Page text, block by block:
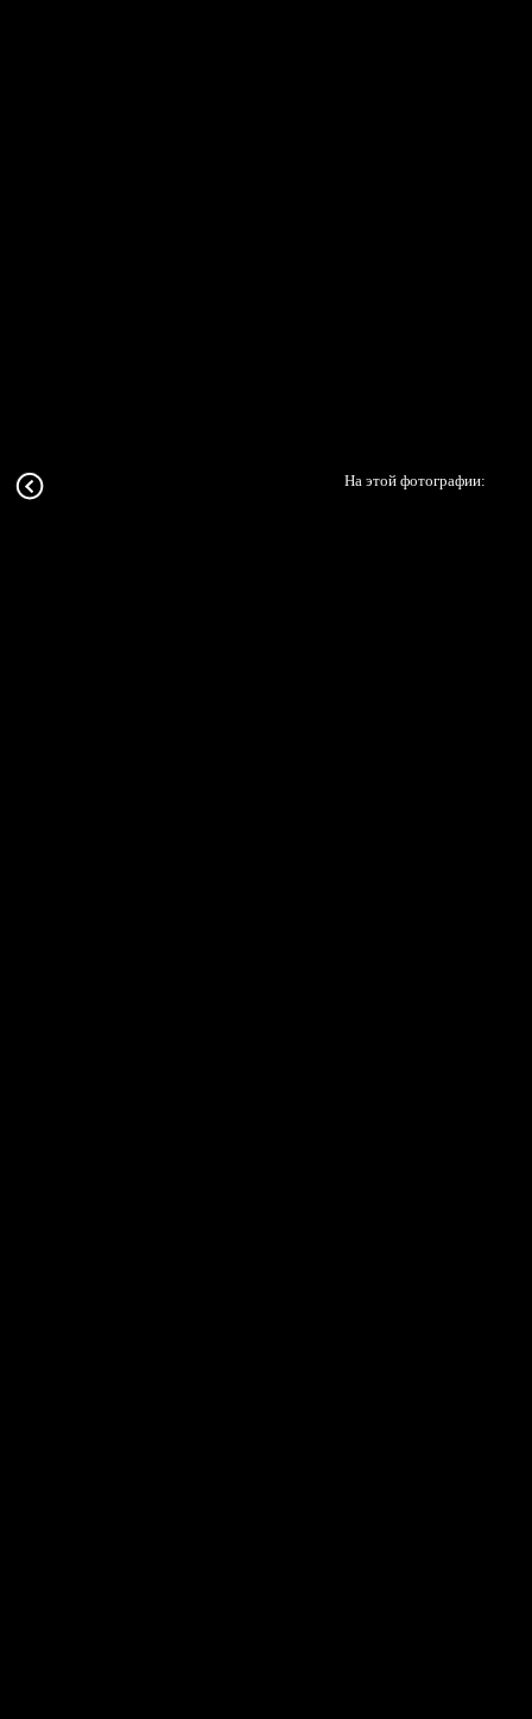
На этой фотографии: